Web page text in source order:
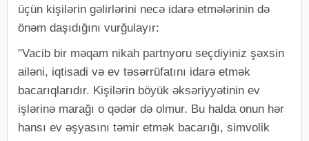
üçün kişilərin gəlirlərini necə idarə etmələrinin də
önəm daşıdığını vurğulayır:
"Vacib bir məqam nikah partnyoru seçdiyiniz şəxsin
ailəni, iqtisadi və ev təsərrüfatını idarə etmək
bacarıqlarıdır. Kişilərin böyük əksəriyyətinin ev
işlərinə marağı o qədər də olmur. Bu halda onun hər
hansı ev əşyasını təmir etmək bacarığı, simvolik